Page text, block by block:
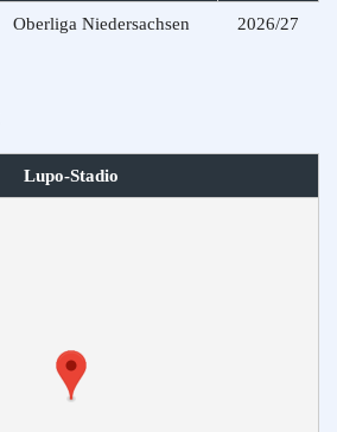
Oberliga Niedersachsen 2026/27
Lupo-Stadio